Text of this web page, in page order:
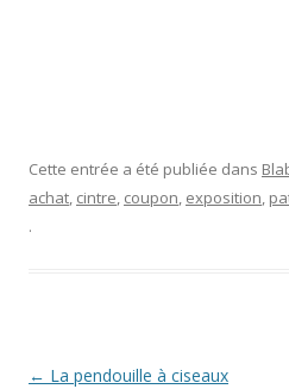
Cette entrée a été publiée dans
achat, cintre, coupon, exposition,
.
Navigation
← La pendouille à ciseaux